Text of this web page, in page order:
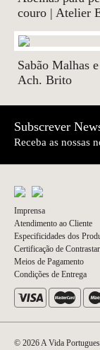
couro | Atelier
Sabão Malhas
Ach. Brito
Subscrever
Receba as nossas
Imprensa
Atendimento ao Cliente
Especificidades dos
Certificação de
Meios de Pagamento
Condições de Entrega
© 2026 A Vida